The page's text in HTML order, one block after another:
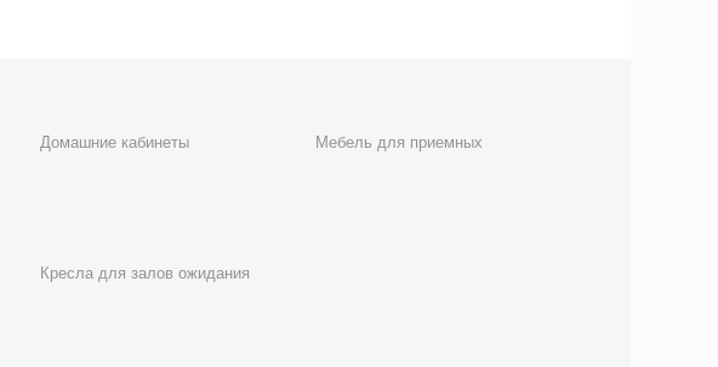
Домашние кабинеты
Мебель для приемных
Кресла для залов ожидания